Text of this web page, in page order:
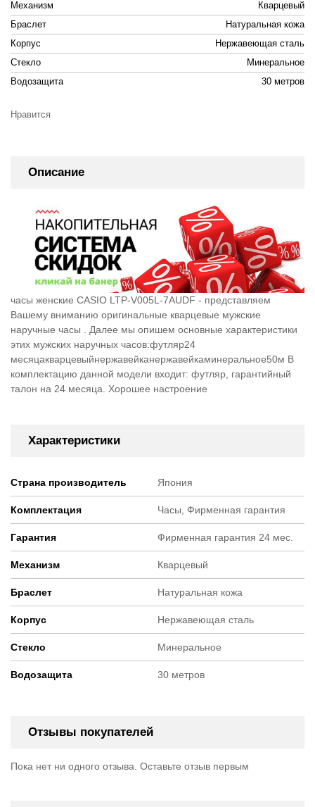
Механизм
Кварцевый
Браслет
Натуральная кожа
Корпус
Нержавеющая сталь
Стекло
Минеральное
Водозащита
30 метров
Нравится
Описание
часы женские CASIO LTP-V005L-7AUDF - представляем
Вашему вниманию оригинальные кварцевые мужские
наручные часы . Далее мы опишем основные характеристики
этих мужских наручных часов:футляр24
месяцакварцевыйнержавейканержавейкаминеральное50м В
комплектацию данной модели входит: футляр, гарантийный
талон на 24 месяца. Хорошее настроение
Характеристики
Страна производитель Япония
Комплектация Часы, Фирменная гарантия
Гарантия Фирменная гарантия 24 мес.
Механизм Кварцевый
Браслет Натуральная кожа
Корпус Нержавеющая сталь
Стекло Минеральное
Водозащита 30 метров
Отзывы покупателей
Пока нет ни одного отзыва. Оставьте отзыв первым